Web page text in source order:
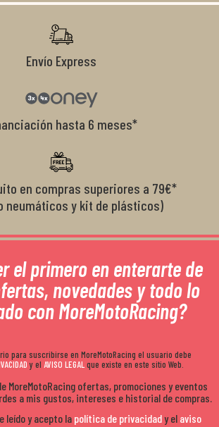
Envío Express
hasta 6 meses*
en compras superiores a 79€*
neumáticos y kit de plásticos)
el primero en enterarte de
novedades y todo lo
con MoreMotoRacing?
para suscribirse en MoreMotoRacing el usuario debe
y el AVISO LEGALque existe en este sitio Web.
MoreMotoRacing ofertas, promociones y eventos
a mis gustos, intereses e historial de compras.
leído y acepto la política de privacidady el aviso